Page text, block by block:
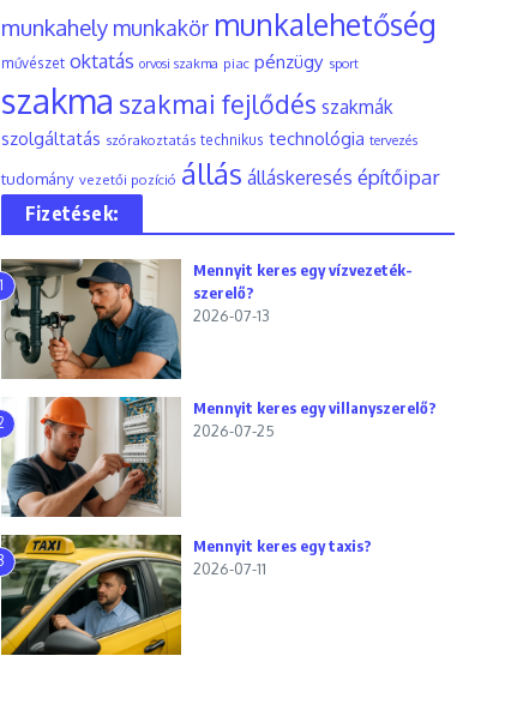
munkahely munkakör munkalehetőség
művészet oktatás orvosi szakma piac pénzügy sport
szakma szakmai fejlődés szakmák
szolgáltatás szórakoztatás technikus technológia tervezés
tudomány vezetői pozíció állás álláskeresés építőipar
Fizetések:
1
Mennyit keres egy vízvezeték-
szerelő?
2026-07-13
Mennyit keres egy villanyszerelő?
2026-07-25
Mennyit keres egy taxis?
2026-07-11